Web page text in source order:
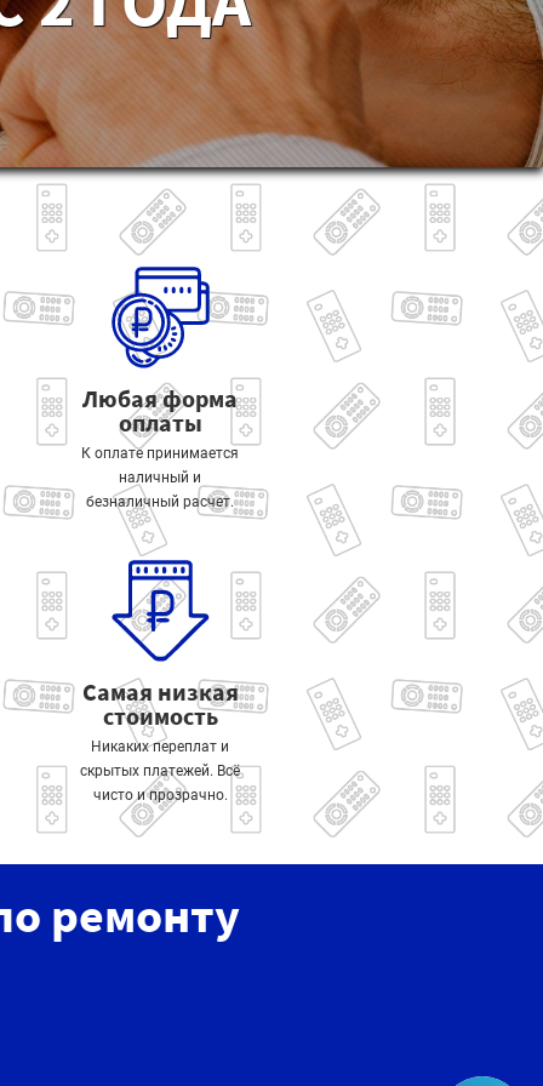
Любая форма
оплаты
К оплате принимается
наличный и
безналичный расчет.
Самая низкая
стоимость
Никаких переплат и
скрытых платежей. Всё
чисто и прозрачно.
ремонту